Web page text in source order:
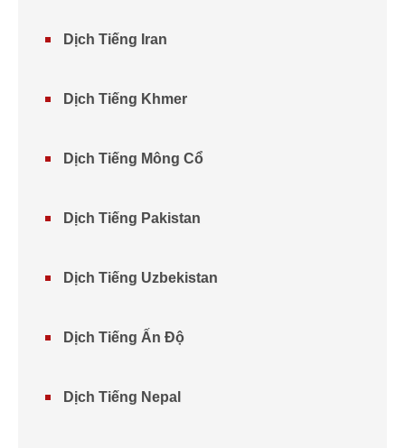
Dịch Tiếng Iran
Dịch Tiếng Khmer
Dịch Tiếng Mông Cổ
Dịch Tiếng Pakistan
Dịch Tiếng Uzbekistan
Dịch Tiếng Ấn Độ
Dịch Tiếng Nepal